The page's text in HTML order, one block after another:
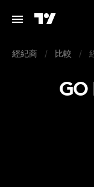
經紀商 / 比較 /